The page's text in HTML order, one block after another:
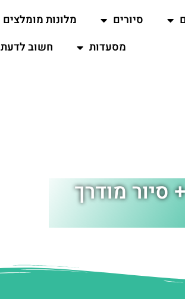
סיורים מלונות מומלצים
מסעדות
חשוב לדעת
סיור מודרך